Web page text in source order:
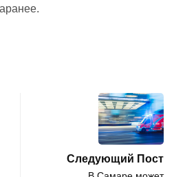
Следующий Пост